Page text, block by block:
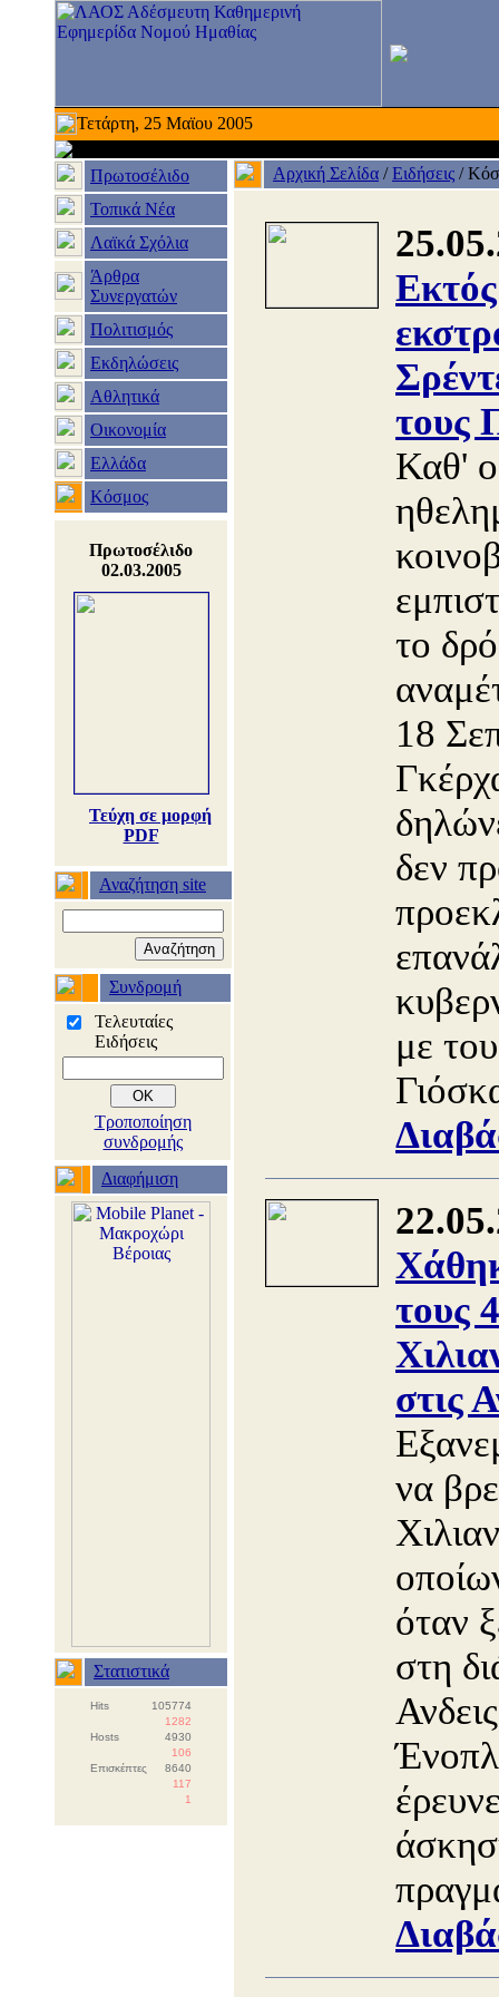
Τετάρτη, 25 Μαϊου 2005
Πρωτοσέλιδο
Τοπικά Νέα
Λαϊκά Σχόλια
Άρθρα
Συνεργατών
Πολιτισμός
Εκδηλώσεις
Αθλητικά
Οικονομία
Ελλάδα
Κόσμος
Πρωτοσέλιδο
02.03.2005
Τεύχη σε μορφή
PDF
Αναζήτηση site
Συνδρομή
Τελευταίες
Ειδήσεις
Τροποποίηση
συνδρομής
Διαφήμιση
Στατιστικά
Hits
105774
1282
Hosts
4930
106
Επισκέπτες
8640
117
1
Αρχική Σελίδα /Ειδήσεις /
τους
Καθ'
το
18
δεν
με
τους
στις
να
όταν
στη